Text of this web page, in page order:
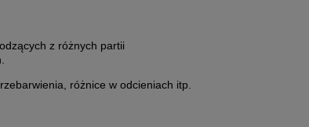
z różnych partii
różnice w odcieniach itp.